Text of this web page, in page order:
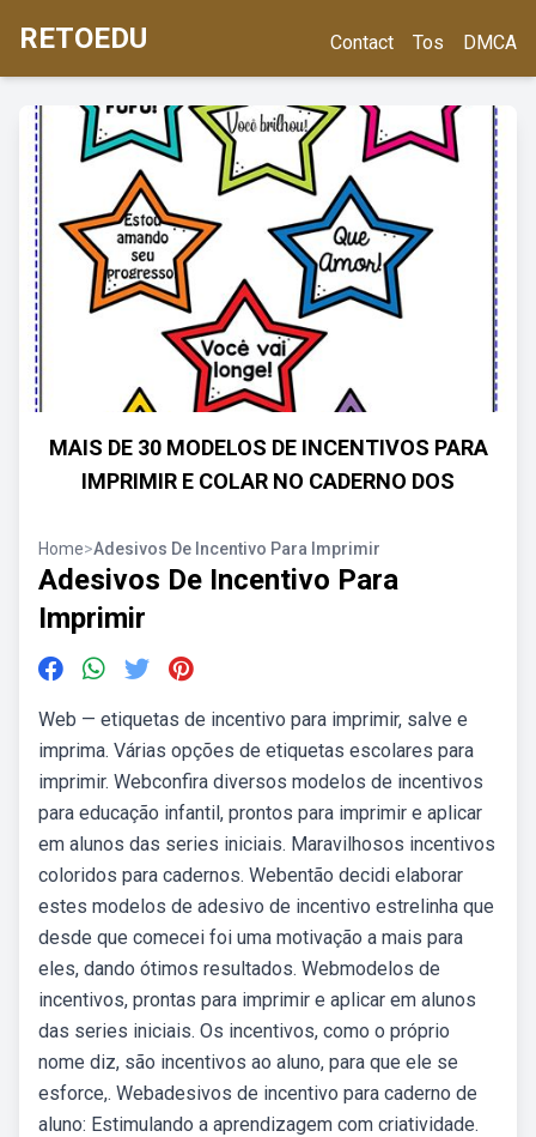
RETOEDU Contact Tos DMCA
MAIS DE 30 MODELOS DE INCENTIVOS PARA
IMPRIMIR E COLAR NO CADERNO DOS
Home>Adesivos De Incentivo Para Imprimir
Adesivos De Incentivo Para
Imprimir
Web — etiquetas de incentivo para imprimir, salve e
imprima. Várias opções de etiquetas escolares para
imprimir. Webconfira diversos modelos de incentivos
para educação infantil, prontos para imprimir e aplicar
em alunos das series iniciais. Maravilhosos incentivos
coloridos para cadernos. Webentão decidi elaborar
estes modelos de adesivo de incentivo estrelinha que
desde que comecei foi uma motivação a mais para
eles, dando ótimos resultados. Webmodelos de
incentivos, prontas para imprimir e aplicar em alunos
das series iniciais. Os incentivos, como o próprio
nome diz, são incentivos ao aluno, para que ele se
esforce,. Webadesivos de incentivo para caderno de
aluno: Estimulando a aprendizagem com criatividade.